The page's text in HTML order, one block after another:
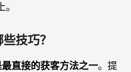
技巧？
直接的获客方法之一。提